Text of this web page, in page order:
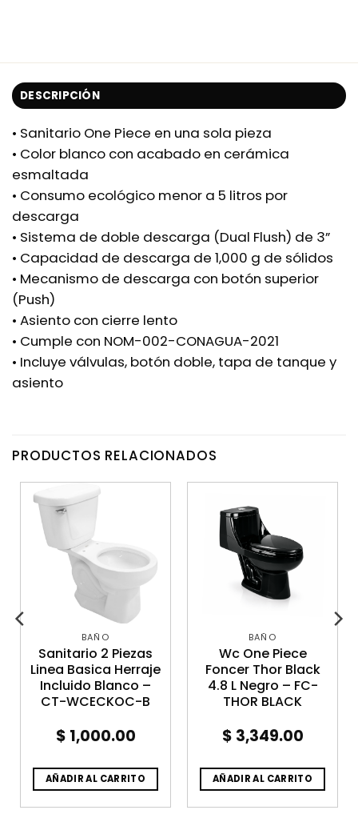
DESCRIPCIÓN
• Sanitario One Piece en una sola pieza
• Color blanco con acabado en cerámica
esmaltada
• Consumo ecológico menor a 5 litros por
descarga
• Sistema de doble descarga (Dual Flush) de 3”
• Capacidad de descarga de 1,000 g de sólidos
• Mecanismo de descarga con botón superior
(Push)
• Asiento con cierre lento
• Cumple con NOM-002-CONAGUA-2021
• Incluye válvulas, botón doble, tapa de tanque y
asiento
PRODUCTOS RELACIONADOS
BAÑO
Sanitario 2 Piezas
Linea Basica Herraje
Incluido Blanco –
CT-WCECKOC-B
$ 1,000.00
AÑADIR AL CARRITO
BAÑO
Wc One Piece
Foncer Thor Black
4.8 L Negro – FC-
THOR BLACK
$ 3,349.00
AÑADIR AL CARRITO